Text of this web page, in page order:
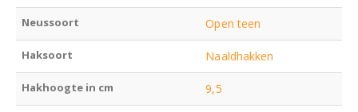
Neussoort Open teen
Haksoort Naaldhakken
Hakhoogte in cm 9,5